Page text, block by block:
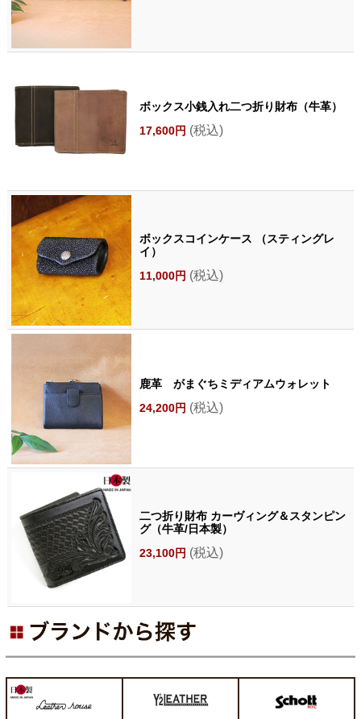
ボックス小銭入れ二つ折り財布（牛革）
17,600円 (税込)
ボックスコインケース （スティングレ
イ）
11,000円 (税込)
鹿革 がまぐちミディアムウォレット
24,200円 (税込)
二つ折り財布 カーヴィング＆スタンピン
グ（牛革/日本製）
23,100円 (税込)